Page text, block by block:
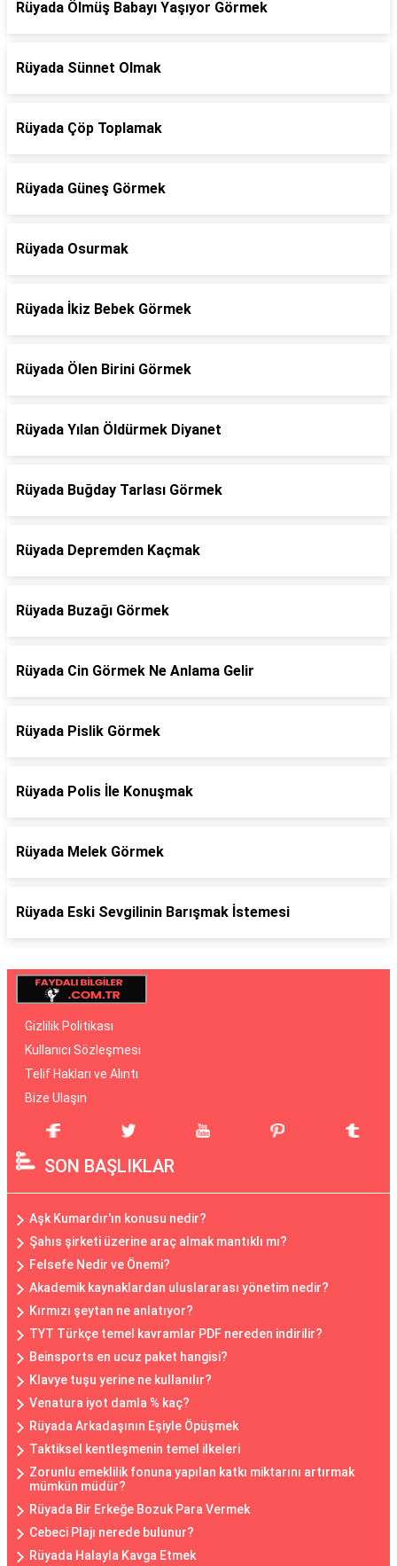
Rüyada Ölmüş Babayı Yaşıyor Görmek
Rüyada Sünnet Olmak
Rüyada Çöp Toplamak
Rüyada Güneş Görmek
Rüyada Osurmak
Rüyada İkiz Bebek Görmek
Rüyada Ölen Birini Görmek
Rüyada Yılan Öldürmek Diyanet
Rüyada Buğday Tarlası Görmek
Rüyada Depremden Kaçmak
Rüyada Buzağı Görmek
Rüyada Cin Görmek Ne Anlama Gelir
Rüyada Pislik Görmek
Rüyada Polis İle Konuşmak
Rüyada Melek Görmek
Rüyada Eski Sevgilinin Barışmak İstemesi
Gizlilik Politikası
Kullanıcı Sözleşmesi
Telif Hakları ve Alıntı
Bize Ulaşın
SON BAŞLIKLAR
Aşk Kumardır'ın konusu nedir?
Şahıs şirketi üzerine araç almak mantıklı mı?
Felsefe Nedir ve Önemi?
Akademik kaynaklardan uluslararası yönetim nedir?
Kırmızı şeytan ne anlatıyor?
TYT Türkçe temel kavramlar PDF nereden indirilir?
Beinsports en ucuz paket hangisi?
Klavye tuşu yerine ne kullanılır?
Venatura iyot damla % kaç?
Rüyada Arkadaşının Eşiyle Öpüşmek
Taktiksel kentleşmenin temel ilkeleri
Zorunlu emeklilik fonuna yapılan katkı miktarını artırmak
mümkün müdür?
Rüyada Bir Erkeğe Bozuk Para Vermek
Cebeci Plajı nerede bulunur?
Rüyada Halayla Kavga Etmek